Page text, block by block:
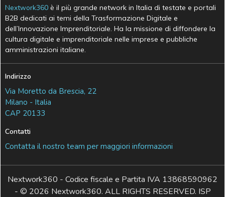
Nextwork360 è il più grande network in Italia di testate e portali
B2B dedicati ai temi della Trasformazione Digitale e
dell’Innovazione Imprenditoriale. Ha la missione di diffondere la
cultura digitale e imprenditoriale nelle imprese e pubbliche
amministrazioni italiane.
Indirizzo
Via Moretto da Brescia, 22
Milano - Italia
CAP 20133
Contatti
Contatta il nostro team per maggiori informazioni
Nextwork360 - Codice fiscale e Partita IVA 13868590962
- © 2026 Nextwork360. ALL RIGHTS RESERVED. ISP